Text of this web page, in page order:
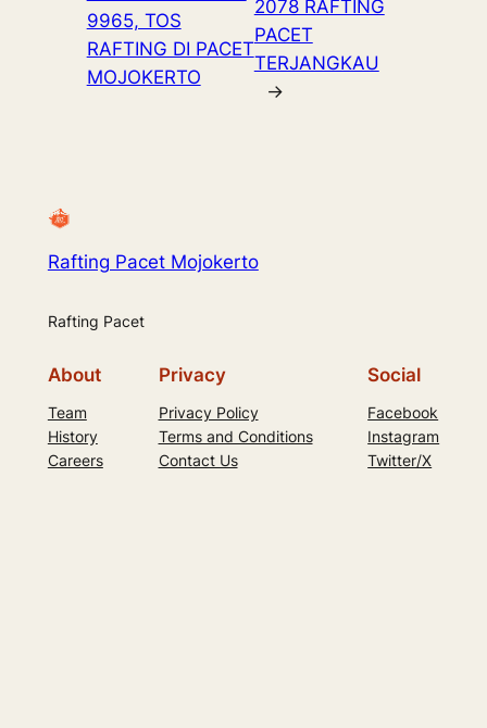
9965, TOS
RAFTING DI PACET
MOJOKERTO
2078 RAFTING
PACET
TERJANGKAU
→
Rafting Pacet Mojokerto
Rafting Pacet
About
Team
History
Careers
Privacy
Privacy Policy
Terms and Conditions
Contact Us
Social
Facebook
Instagram
Twitter/X